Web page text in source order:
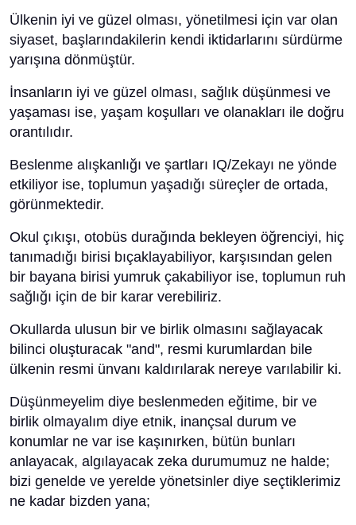
Ülkenin iyi ve güzel olması, yönetilmesi için var olan
siyaset, başlarındakilerin kendi iktidarlarını sürdürme
yarışına dönmüştür.
İnsanların iyi ve güzel olması, sağlık düşünmesi ve
yaşaması ise, yaşam koşulları ve olanakları ile doğru
orantılıdır.
Beslenme alışkanlığı ve şartları IQ/Zekayı ne yönde
etkiliyor ise, toplumun yaşadığı süreçler de ortada,
görünmektedir.
Okul çıkışı, otobüs durağında bekleyen öğrenciyi, hiç
tanımadığı birisi bıçaklayabiliyor, karşısından gelen
bir bayana birisi yumruk çakabiliyor ise, toplumun ruh
sağlığı için de bir karar verebiliriz.
Okullarda ulusun bir ve birlik olmasını sağlayacak
bilinci oluşturacak "and", resmi kurumlardan bile
ülkenin resmi ünvanı kaldırılarak nereye varılabilir ki.
Düşünmeyelim diye beslenmeden eğitime, bir ve
birlik olmayalım diye etnik, inançsal durum ve
konumlar ne var ise kaşınırken, bütün bunları
anlayacak, algılayacak zeka durumumuz ne halde;
bizi genelde ve yerelde yönetsinler diye seçtiklerimiz
ne kadar bizden yana;